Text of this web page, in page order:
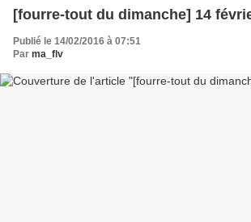
[fourre-tout du dimanche] 14
Publié le 14/02/2016 à 07:51
Par ma_flv